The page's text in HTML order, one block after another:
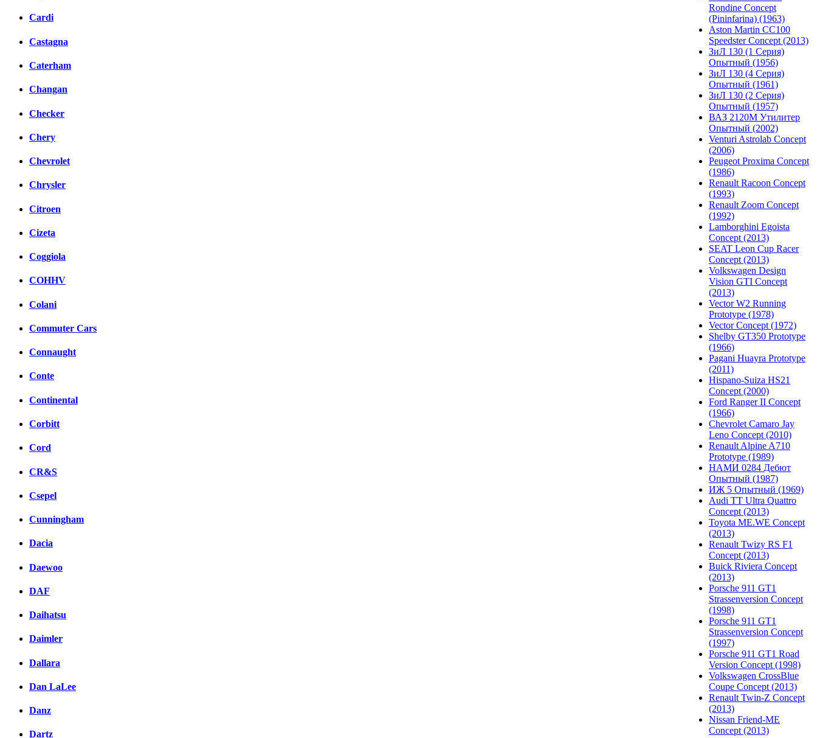
Cardi
Castagna
Caterham
Changan
Checker
Chery
Chevrolet
Chrysler
Citroen
Cizeta
Coggiola
COHHV
Colani
Commuter Cars
Connaught
Conte
Continental
Corbitt
Cord
CR&S
Csepel
Cunningham
Dacia
Daewoo
DAF
Daihatsu
Daimler
Dallara
Dan LaLee
Danz
Dartz
Rondine Concept
(Pininfarina) (1963)
Aston Martin CC100
Speedster Concept (2013)
ЗиЛ 130 (1 Серия)
Опытный (1956)
ЗиЛ 130 (4 Серия)
Опытный (1961)
ЗиЛ 130 (2 Серия)
Опытный (1957)
ВАЗ 2120М Утилитер
Опытный (2002)
Venturi Astrolab Concept
(2006)
Peugeot Proxima Concept
(1986)
Renault Racoon Concept
(1993)
Renault Zoom Concept
(1992)
Lamborghini Egoista
Concept (2013)
SEAT Leon Cup Racer
Concept (2013)
Volkswagen Design
Vision GTI Concept
(2013)
Vector W2 Running
Prototype (1978)
Vector Concept (1972)
Shelby GT350 Prototype
(1966)
Pagani Huayra Prototype
(2011)
Hispano-Suiza HS21
Concept (2000)
Ford Ranger II Concept
(1966)
Chevrolet Camaro Jay
Leno Concept (2010)
Renault Alpine A710
Prototype (1989)
НАМИ 0284 Дебют
Опытный (1987)
ИЖ 5 Опытный (1969)
Audi TT Ultra Quattro
Concept (2013)
Toyota ME.WE Concept
(2013)
Renault Twizy RS F1
Concept (2013)
Buick Riviera Concept
(2013)
Porsche 911 GT1
Strassenversion Concept
(1998)
Porsche 911 GT1
Strassenversion Concept
(1997)
Porsche 911 GT1 Road
Version Concept (1998)
Volkswagen CrossBlue
Coupe Concept (2013)
Renault Twin-Z Concept
(2013)
Nissan Friend-ME
Concept (2013)